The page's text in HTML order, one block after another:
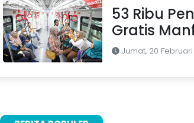
53 Ribu
Gratis
Jumat, 20